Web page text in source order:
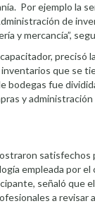
Por ejemplo la
de
y mercancía”,
precisó
que se
bodegas fue
y
satisfechos
empleada por el
señaló que
a revisar